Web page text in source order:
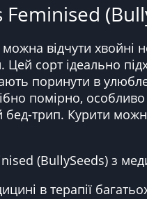
відчути хвойні
сорт ідеально
поринути в
помірно,
бед-трип. Курити
(BullySeeds) з
в терапії